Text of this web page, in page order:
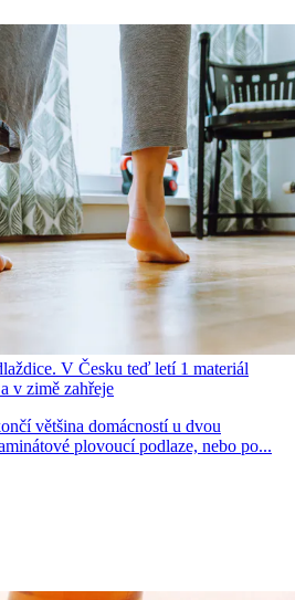
V Česku teď letí 1 materiál
v zimě zahřeje
většina domácností u dvou
plovoucí podlaze, nebo po...